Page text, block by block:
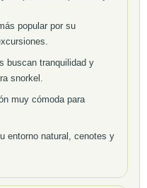
popular por su
buscan tranquilidad y
snorkel.
muy cómoda para
entorno natural, cenotes y